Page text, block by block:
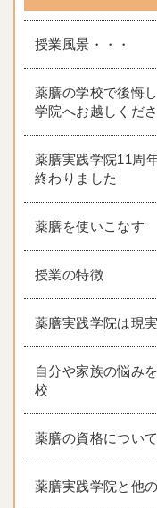
授業風景・・・
薬膳の学校で後悔
学院へお越しくださ
薬膳実践学院11周
終わりました
薬膳を使いこなす
授業の特徴
薬膳実践学院は現
自分や家族の悩み
校
薬膳の資格について
薬膳実践学院と他